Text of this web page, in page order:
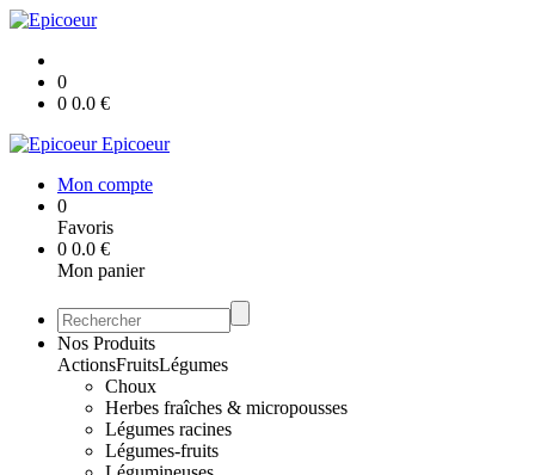
0
0 0.0 €
Epicoeur
Mon compte
0
Favoris
0 0.0 €
Mon panier
Nos Produits
ActionsFruitsLégumes
Choux
Herbes fraîches & micropousses
Légumes racines
Légumes-fruits